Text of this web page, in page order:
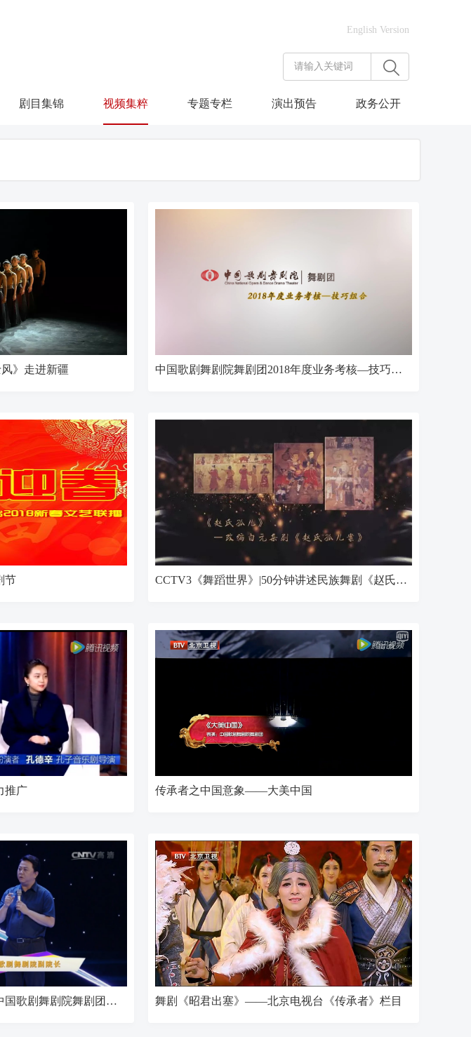
English Version
剧目集锦 视频集粹 专题专栏 演出预告 政务公开
》走进新疆 中国歌剧舞剧院舞剧团2018年度业务考核—技巧组合
节 CCTV3《舞蹈世界》|50分钟讲述民族舞剧《赵氏孤儿》的台前幕后
推广 传承者之中国意象——大美中国
《舞蹈世界》20161118期中国歌剧舞剧院舞剧团专场 舞剧《昭君出塞》——北京电视台《传承者》栏目